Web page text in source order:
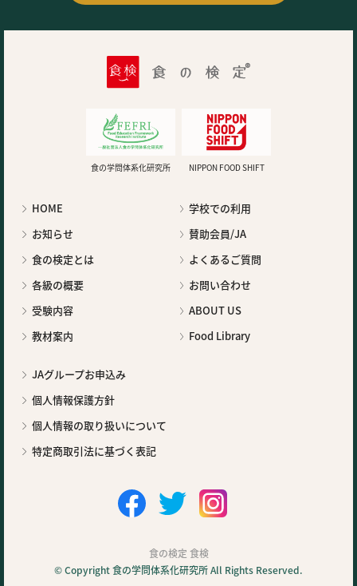
食の検定 食検
食の学問体系化研究所 NIPPON FOOD SHIFT
HOME
お知らせ
食の検定とは
各級の概要
受験内容
教材案内
学校での利用
賛助会員/JA
よくあるご質問
お問い合わせ
ABOUT US
Food Library
JAグループお申込み
個人情報保護方針
個人情報の取り扱いについて
特定商取引法に基づく表記
© Copyright 食の学問体系化研究所 All Rights Reserved.